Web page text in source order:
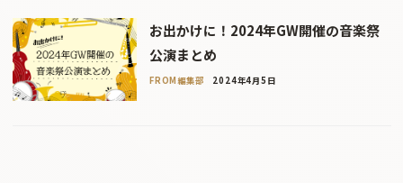
お出かけに！2024年GW開催の音楽祭
公演まとめ
FROM編集部 2024年4月5日